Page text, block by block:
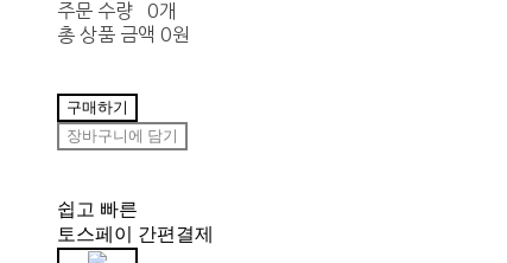
주문 수량
0개
총 상품 금액 0원
구매하기
장바구니에 담기
쉽고 빠른
토스페이 간편결제